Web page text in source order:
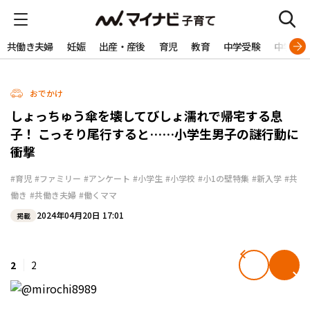
共働き夫婦 妊娠 出産・産後 育児 教育 中学受験 中学生
おでかけ
しょっちゅう傘を壊してびしょ濡れで帰宅する息
子！ こっそり尾行すると……小学生男子の謎行動に
衝撃
#育児 #ファミリー #アンケート #小学生 #小学校 #小1の壁特集 #新入学 #共
働き #共働き夫婦 #働くママ
掲載 2024年04月20日 17:01
2 2